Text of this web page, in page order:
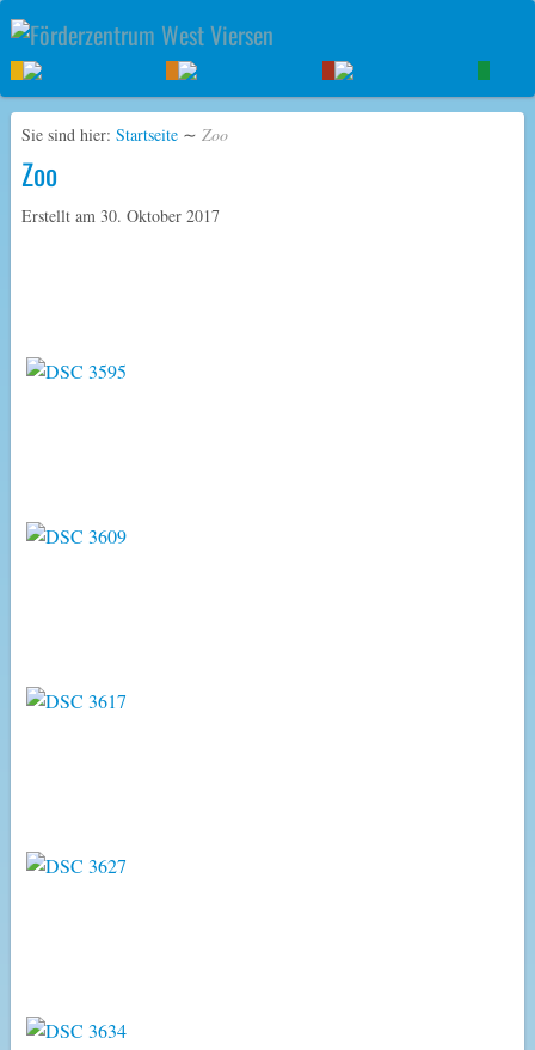
Sie sind hier: Startseite ∼ Zoo
Zoo
Erstellt am 30. Oktober 2017